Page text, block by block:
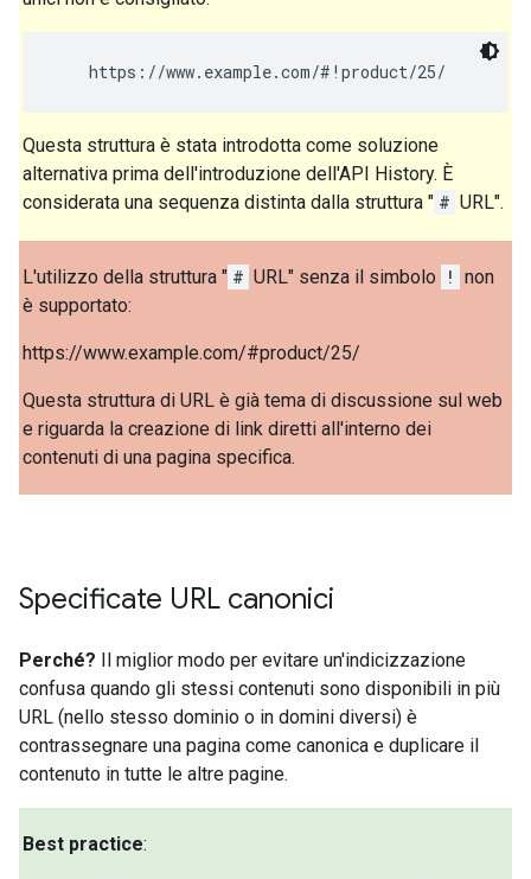
    https://www.example.com/#!product/25/
Questa struttura è stata introdotta come soluzione
alternativa prima dell'introduzione dell'API History. È
considerata una sequenza distinta dalla struttura " # URL".
L'utilizzo della struttura " # URL" senza il simbolo ! non
è supportato:
https://www.example.com/#product/25/
Questa struttura di URL è già tema di discussione sul web
e riguarda la creazione di link diretti all'interno dei
contenuti di una pagina specifica.
Specificate URL canonici
Perché? Il miglior modo per evitare un'indicizzazione
confusa quando gli stessi contenuti sono disponibili in più
URL (nello stesso dominio o in domini diversi) è
contrassegnare una pagina come canonica e duplicare il
contenuto in tutte le altre pagine.
Best practice: